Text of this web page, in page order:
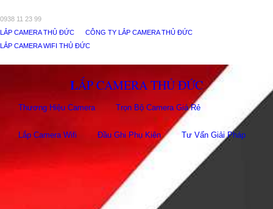
0938 11 23 99
LẮP CAMERA THỦ ĐỨC
CÔNG TY LẮP CAMERA THỦ ĐỨC
LẮP CAMERA WIFI THỦ ĐỨC
LẮP CAMERA THỦ ĐỨC
Thương Hiệu Camera Trọn Bộ Camera Giá Rẻ
Lắp Camera Wifi Đầu Ghi Phụ Kiên Tư Vấn Giải Pháp